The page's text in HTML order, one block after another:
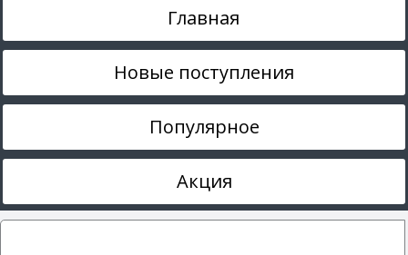
Главная
Новые поступления
Популярное
Акция